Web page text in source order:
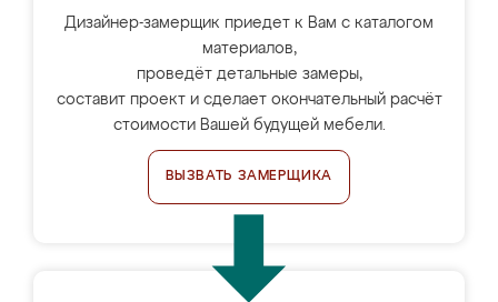
Дизайнер-замерщик приедет к Вам с каталогом
материалов,
проведёт детальные замеры,
составит проект и сделает окончательный расчёт
стоимости Вашей будущей мебели.
ВЫЗВАТЬ ЗАМЕРЩИКА